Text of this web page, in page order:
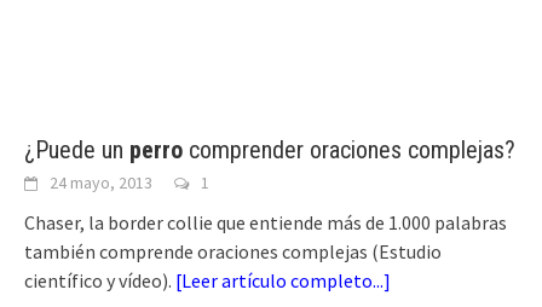
¿Puede un perro comprender oraciones complejas?
24 mayo, 2013 1
Chaser, la border collie que entiende más de 1.000 palabras
también comprende oraciones complejas (Estudio
científico y vídeo). [Leer artículo completo...]